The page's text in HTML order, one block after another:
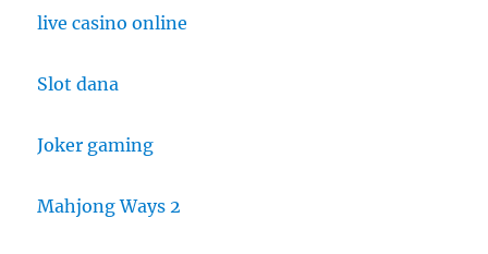
live casino online
Slot dana
Joker gaming
Mahjong Ways 2